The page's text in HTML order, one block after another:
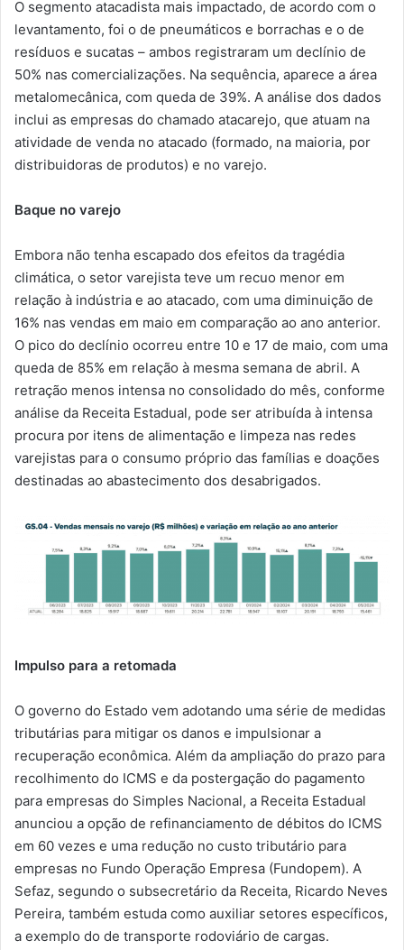
O segmento atacadista mais impactado, de acordo com o
levantamento, foi o de pneumáticos e borrachas e o de
resíduos e sucatas – ambos registraram um declínio de
50% nas comercializações. Na sequência, aparece a área
metalomecânica, com queda de 39%. A análise dos dados
inclui as empresas do chamado atacarejo, que atuam na
atividade de venda no atacado (formado, na maioria, por
distribuidoras de produtos) e no varejo.
Baque no varejo
Embora não tenha escapado dos efeitos da tragédia
climática, o setor varejista teve um recuo menor em
relação à indústria e ao atacado, com uma diminuição de
16% nas vendas em maio em comparação ao ano anterior.
O pico do declínio ocorreu entre 10 e 17 de maio, com uma
queda de 85% em relação à mesma semana de abril. A
retração menos intensa no consolidado do mês, conforme
análise da Receita Estadual, pode ser atribuída à intensa
procura por itens de alimentação e limpeza nas redes
varejistas para o consumo próprio das famílias e doações
destinadas ao abastecimento dos desabrigados.
Impulso para a retomada
O governo do Estado vem adotando uma série de medidas
tributárias para mitigar os danos e impulsionar a
recuperação econômica. Além da ampliação do prazo para
recolhimento do ICMS e da postergação do pagamento
para empresas do Simples Nacional, a Receita Estadual
anunciou a opção de refinanciamento de débitos do ICMS
em 60 vezes e uma redução no custo tributário para
empresas no Fundo Operação Empresa (Fundopem). A
Sefaz, segundo o subsecretário da Receita, Ricardo Neves
Pereira, também estuda como auxiliar setores específicos,
a exemplo do de transporte rodoviário de cargas.